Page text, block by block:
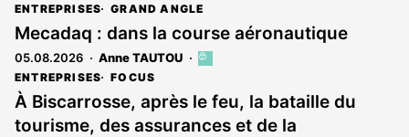
ENTREPRISES GRAND ANGLE
Mecadaq : dans la course aéronautique
05.08.2026 Anne TAUTOU
Cet
est
réservé
aux
ENTREPRISES FOCUS
À Biscarrosse, après le feu, la bataille du
tourisme, des assurances et de la